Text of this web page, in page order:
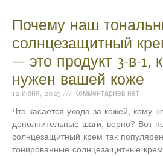
Почему наш
солнцезащитный
— это продукт 3-в-1,
нужен вашей коже
12 июня, 2025 Комментариев нет
Что касается ухода за кожей, кому
дополнительные шаги, верно? Вот
солнцезащитный крем так
тонированные солнцезащитные